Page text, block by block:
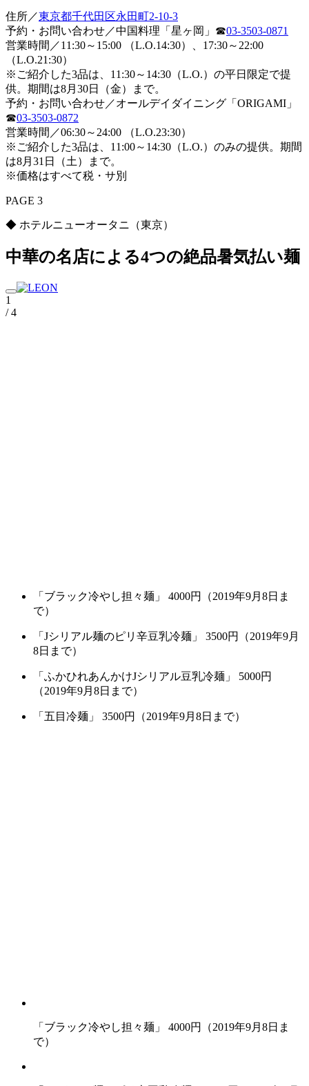
住所／東京都千代田区永田町2-10-3
予約・お問い合わせ／中国料理「星ヶ岡」☎03-3503-0871
営業時間／11:30～15:00 （L.O.14:30）、17:30～22:00
（L.O.21:30）
※ご紹介した3品は、11:30～14:30（L.O.）の平日限定で提
供。期間は8月30日（金）まで。
予約・お問い合わせ／オールデイダイニング「ORIGAMI」
☎03-3503-0872
営業時間／06:30～24:00 （L.O.23:30）
※ご紹介した3品は、11:00～14:30（L.O.）のみの提供。期間
は8月31日（土）まで。
※価格はすべて税・サ別
PAGE 3
◆ ホテルニューオータニ（東京）
中華の名店による4つの絶品暑気払い麺
1
/ 4
「ブラック冷やし担々麺」 4000円（2019年9月8日ま
で）
「Jシリアル麺のピリ辛豆乳冷麺」 3500円（2019年9月
8日まで）
「ふかひれあんかけJシリアル豆乳冷麺」 5000円
（2019年9月8日まで）
「五目冷麺」 3500円（2019年9月8日まで）
「ブラック冷やし担々麺」 4000円（2019年9月8日ま
で）